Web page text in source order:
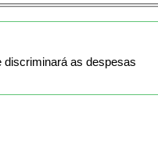
discriminará as despesas